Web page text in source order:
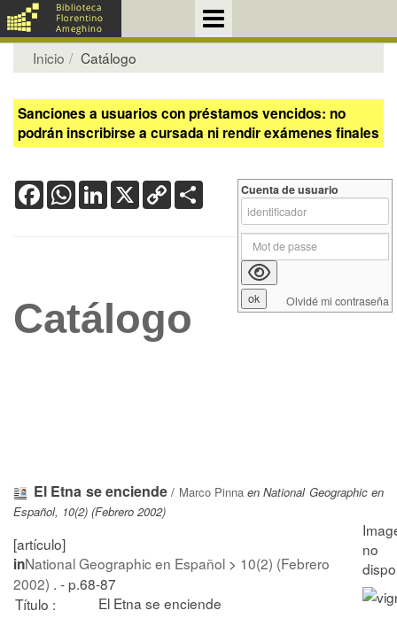
Inicio Catálogo
Sanciones a usuarios con préstamos vencidos: no
podrán inscribirse a cursada ni rendir exámenes finales
FacebookWhatsApp
LinkedIn
X Copy
Link
Catálogo
El Etna se enciende/ Marco Pinna en National Geographic en
Español, 10(2) (Febrero 2002)
[artículo]
inNational Geographic en Español > 10(2) (Febrero
2002) . - p.68-87
Título :
El Etna se enciende
Cuenta de usuario
Olvidé mi contraseña